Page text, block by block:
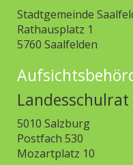
Stadtgemeinde
Rathausplatz 1
5760 Saalfelden
5010 Salzburg
Postfach 530
Mozartplatz 10